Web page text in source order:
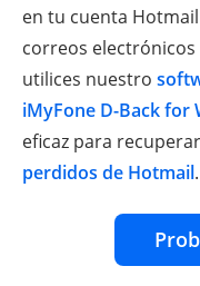
en tu cuenta
correos
utilices nuestro
iMyFone D-Back for
eficaz para
perdidos de Hotmail.